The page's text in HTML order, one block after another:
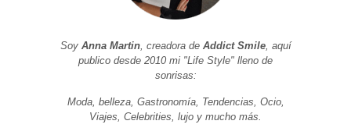
Soy Anna Martin, creadora de Addict Smile, aquí
publico desde 2010 mi "Life Style" lleno de
sonrisas:
Moda, belleza, Gastronomía, Tendencias, Ocio,
Viajes, Celebrities, lujo y mucho más.
y estructura
de la web, en
base a cómo